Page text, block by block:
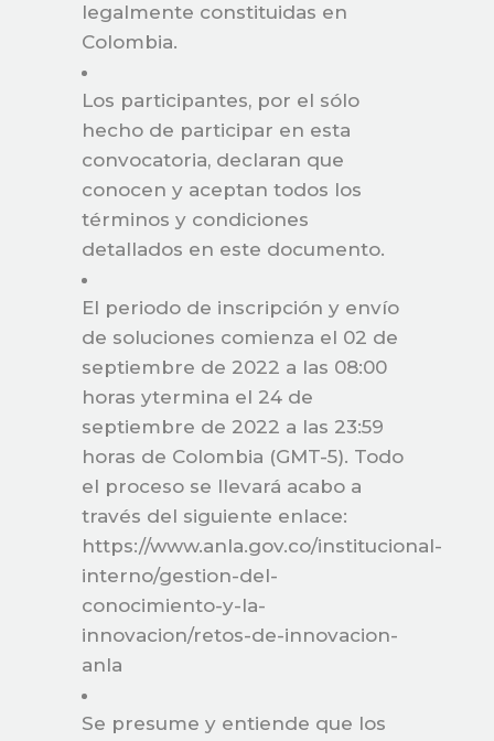
legalmente constituidas en
Colombia.
Los participantes, por el sólo
hecho de participar en esta
convocatoria, declaran que
conocen y aceptan todos los
términos y condiciones
detallados en este documento.
El periodo de inscripción y envío
de soluciones comienza el 02 de
septiembre de 2022 a las 08:00
horas ytermina el 24 de
septiembre de 2022 a las 23:59
horas de Colombia (GMT-5). Todo
el proceso se llevará acabo a
través del siguiente enlace:
https://www.anla.gov.co/institucional-
interno/gestion-del-
conocimiento-y-la-
innovacion/retos-de-innovacion-
anla
Se presume y entiende que los